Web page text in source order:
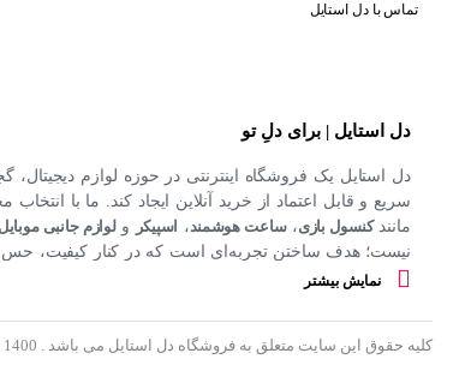
تماس با دل استایل
دل استایل | برای دلِ تو
دل استایل یک فروشگاه اینترنتی در حوزه لوازم
سریع و قابل اعتماد از خرید آنلاین ایجاد کند. ما با انتخاب
مانندکنسول بازی،ساعت هوشمند، اسپیکر ولوازم جانبی موبایل
نیست؛ هدف ساختن تجربه‌ای است که در کنار کیفیت، حس
کند.
نمایش بیشتر
کلیه حقوق این سایت متعلق به فروشگاه دل استایل می باشد . 1400 - 1405